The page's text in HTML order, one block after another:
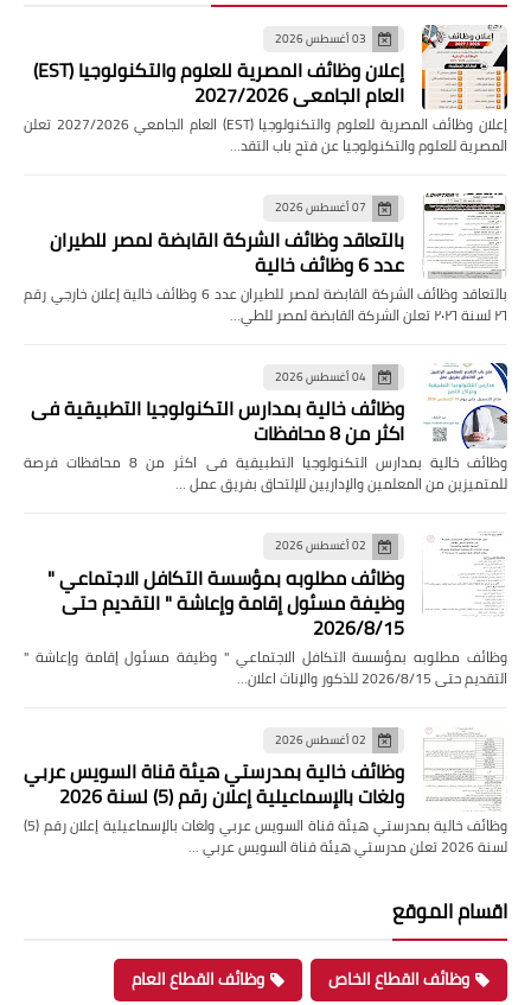
03 أغسطس 2026
إعلان وظائف المصرية للعلوم والتكنولوجيا (EST)
العام الجامعي 2027/2026
إعلان وظائف المصرية للعلوم والتكنولوجيا (EST) العام الجامعي 2027/2026 تعلن
المصرية للعلوم والتكنولوجيا عن فتح باب التقد…
07 أغسطس 2026
بالتعاقد وظائف الشركة القابضة لمصر للطيران
عدد 6 وظائف خالية
بالتعاقد وظائف الشركة القابضة لمصر للطيران عدد 6 وظائف خالية إعلان خارجي رقم
٢٦ لسنة ٢٠٢٦ تعلن الشركة القابضة لمصر للطي…
04 أغسطس 2026
وظائف خالية بمدارس التكنولوجيا التطبيقية فى
اكثر من 8 محافظات
وظائف خالية بمدارس التكنولوجيا التطبيقية فى اكثر من 8 محافظات فرصة
للمتميزين من المعلمين والإداريين للإلتحاق بفريق عمل …
02 أغسطس 2026
وظائف مطلوبه بمؤسسة التكافل الاجتماعي "
وظيفة مسئول إقامة وإعاشة " التقديم حتى
2026/8/15
وظائف مطلوبه بمؤسسة التكافل الاجتماعي " وظيفة مسئول إقامة وإعاشة "
التقديم حتى 2026/8/15 للذكور والإناث اعلان…
02 أغسطس 2026
وظائف خالية بمدرستي هيئة قناة السويس عربي
ولغات بالإسماعيلية إعلان رقم (5) لسنة 2026
وظائف خالية بمدرستي هيئة قناة السويس عربي ولغات بالإسماعيلية إعلان رقم (5)
لسنة 2026 تعلن مدرستي هيئة قناة السويس عربي …
اقسام الموقع
وظائف القطاع الخاص وظائف القطاع العام